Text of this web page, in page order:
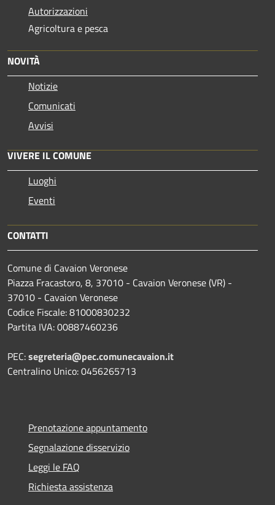
Autorizzazioni
Agricoltura e pesca
NOVITÀ
Notizie
Comunicati
Avvisi
VIVERE IL COMUNE
Luoghi
Eventi
CONTATTI
Comune di Cavaion Veronese
Piazza Fracastoro, 8, 37010 - Cavaion Veronese (VR) -
37010 - Cavaion Veronese
Codice Fiscale: 81000830232
Partita IVA: 00887460236
PEC:segreteria@pec.comunecavaion.it
Centralino Unico: 0456265713
Prenotazione appuntamento
Segnalazione disservizio
Leggi le FAQ
Richiesta assistenza